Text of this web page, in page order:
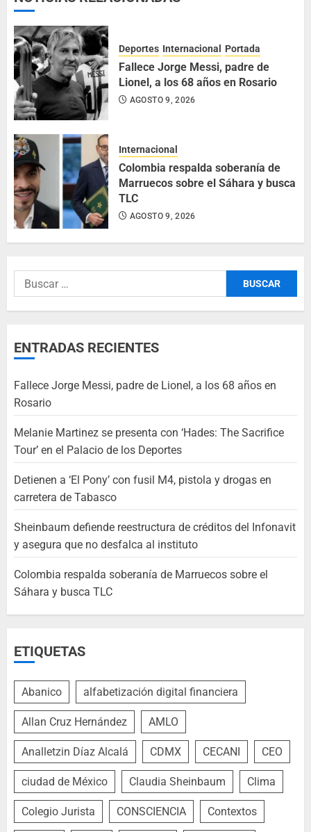
Deportes Internacional Portada
Fallece Jorge Messi, padre de
Lionel, a los 68 años en Rosario
AGOSTO 9, 2026
Internacional
Colombia respalda soberanía de
Marruecos sobre el Sáhara y busca
TLC
AGOSTO 9, 2026
ENTRADAS RECIENTES
Fallece Jorge Messi, padre de Lionel, a los 68 años en
Rosario
Melanie Martinez se presenta con ‘Hades: The Sacrifice
Tour’ en el Palacio de los Deportes
Detienen a ‘El Pony’ con fusil M4, pistola y drogas en
carretera de Tabasco
Sheinbaum defiende reestructura de créditos del Infonavit
y asegura que no desfalca al instituto
Colombia respalda soberanía de Marruecos sobre el
Sáhara y busca TLC
ETIQUETAS
Abanico alfabetización digital financiera
Allan Cruz Hernández AMLO
Analletzin Díaz Alcalá CDMX CECANI CEO
ciudad de México Claudia Sheinbaum Clima
Colegio Jurista CONSCIENCIA Contextos